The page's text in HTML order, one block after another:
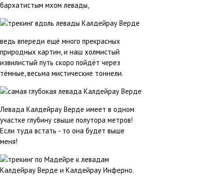
бархатистым мхом левады,
ведь впереди ещё много прекрасных
природных картин, и наш холмистый
извилистый путь скоро пойдёт через
тёмные, весьма мистические тоннели.
Левада Калдейрау Верде имеет в одном
участке глубину свыше полутора метров!
Если туда встать - то она будет выше
меня!